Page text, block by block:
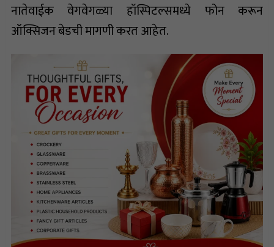
नातेवाईक वेगवेगळ्या हॉस्पिटल्समध्ये फोन करून
ऑक्सिजन बेडची मागणी करत आहेत.